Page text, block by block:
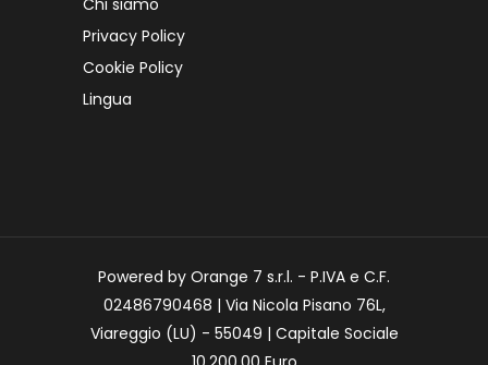
Chi siamo
Privacy Policy
Cookie Policy
Lingua
Powered by Orange 7 s.r.l. - P.IVA e C.F.
02486790468 | Via Nicola Pisano 76L,
Viareggio (LU) - 55049 | Capitale Sociale